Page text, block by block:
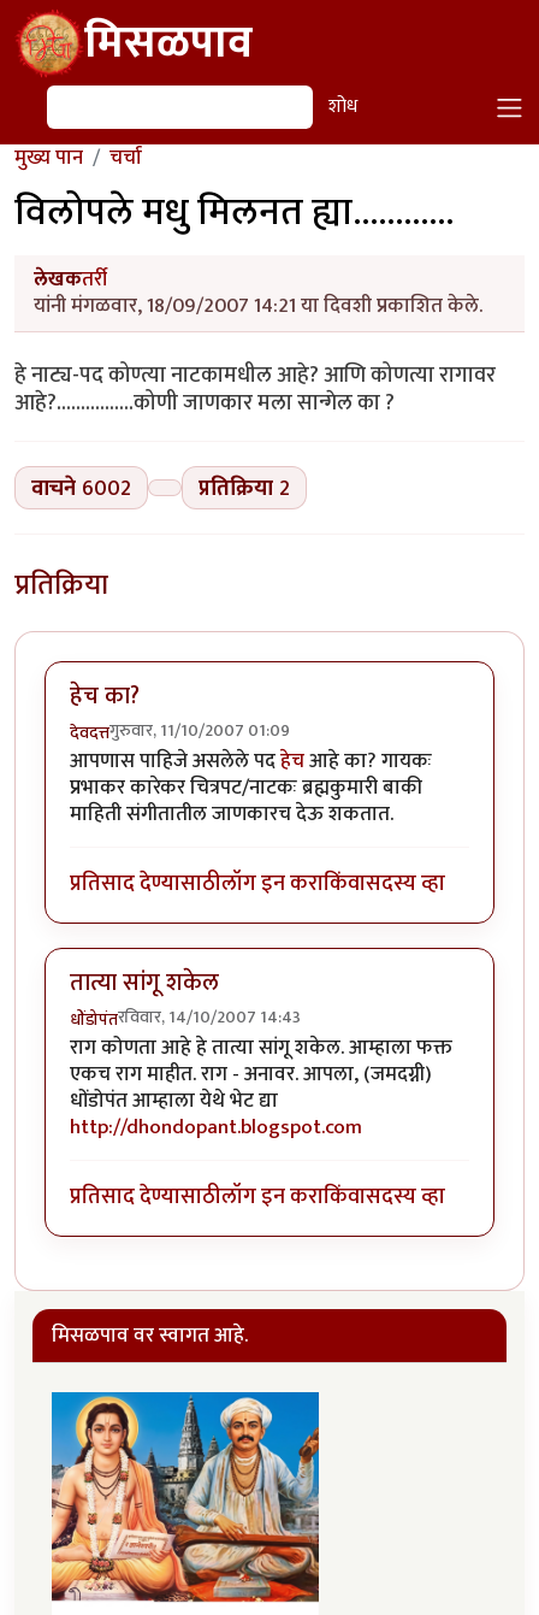
Skip to main contentमिसळपाव
शोध शोध
मुख्य पान चर्चा
विलोपले मधु मिलनत ह्या............
लेखकतर्री
यांनी मंगळवार, 18/09/2007 14:21 या दिवशी प्रकाशित केले.
हे नाट्य-पद कोण्त्या नाटकामधील आहे? आणि कोणत्या रागावर
आहे?................कोणी जाणकार मला सान्गेल का ?
वाचने 6002 प्रतिक्रिया 2
प्रतिक्रिया
हेच का?
देवदत्तगुरुवार, 11/10/2007 01:09
आपणास पाहिजे असलेले पदहेचआहे का? गायकः
प्रभाकर कारेकर चित्रपट/नाटकः ब्रह्मकुमारी बाकी
माहिती संगीतातील जाणकारच देऊ शकतात.
प्रतिसाद देण्यासाठीलॉग इन कराकिंवासदस्य व्हा
तात्या सांगू शकेल
धोंडोपंतरविवार, 14/10/2007 14:43
राग कोणता आहे हे तात्या सांगू शकेल. आम्हाला फक्त
एकच राग माहीत. राग - अनावर. आपला, (जमदग्नी)
धोंडोपंत आम्हाला येथे भेट द्या
http://dhondopant.blogspot.com
प्रतिसाद देण्यासाठीलॉग इन कराकिंवासदस्य व्हा
मिसळपाव वर स्वागत आहे.